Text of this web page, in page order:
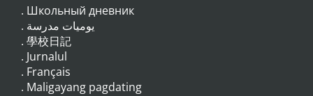
. Школьный дневник
. يوميات مدرسة
. 學校日記
. Jurnalul
. Français
. Maligayang pagdating